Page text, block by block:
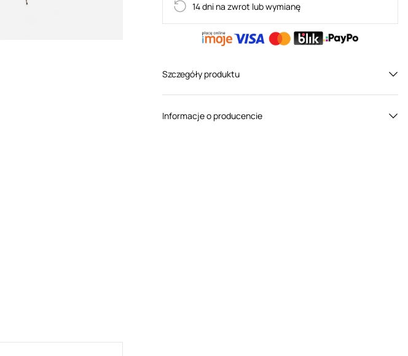
14 dni na zwrot lub wymianę
Szczegóły produktu
Informacje o producencie